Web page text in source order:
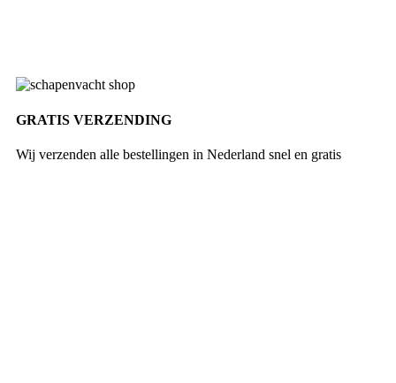
GRATIS VERZENDING
Wij verzenden alle bestellingen in Nederland snel en gratis